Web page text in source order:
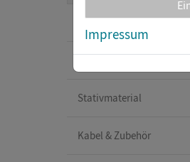
Impressum
i
e
Stativmaterial
Kabel & Zubehör